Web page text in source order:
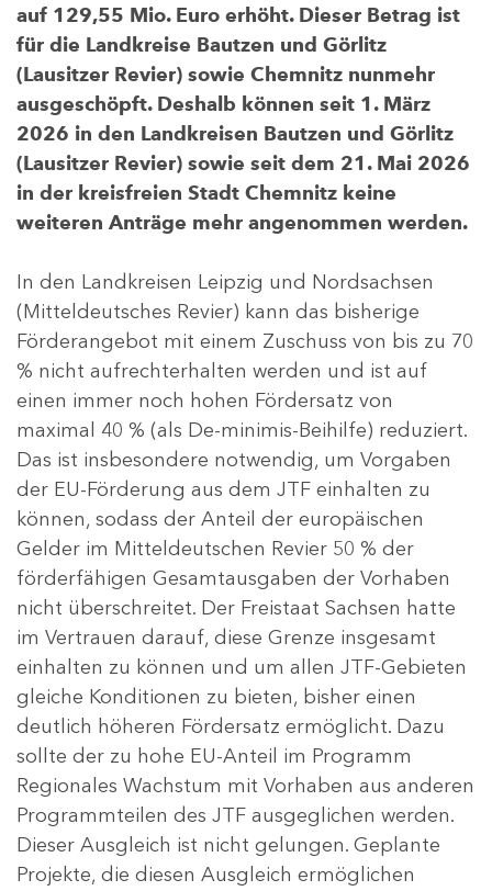
auf 129,55 Mio. Euro erhöht. Dieser Betrag ist
für die Landkreise Bautzen und Görlitz
(Lausitzer Revier) sowie Chemnitz nunmehr
ausgeschöpft. Deshalb können seit 1. März
2026 in den Landkreisen Bautzen und Görlitz
(Lausitzer Revier) sowie seit dem 21. Mai 2026
in der kreisfreien Stadt Chemnitz keine
weiteren Anträge mehr angenommen werden.
In den Landkreisen Leipzig und Nordsachsen
(Mitteldeutsches Revier) kann das bisherige
Förderangebot mit einem Zuschuss von bis zu 70
% nicht aufrechterhalten werden und ist auf
einen immer noch hohen Fördersatz von
maximal 40 % (als De-minimis-Beihilfe) reduziert.
Das ist insbesondere notwendig, um Vorgaben
der EU-Förderung aus dem JTF einhalten zu
können, sodass der Anteil der europäischen
Gelder im Mitteldeutschen Revier 50 % der
förderfähigen Gesamtausgaben der Vorhaben
nicht überschreitet. Der Freistaat Sachsen hatte
im Vertrauen darauf, diese Grenze insgesamt
einhalten zu können und um allen JTF-Gebieten
gleiche Konditionen zu bieten, bisher einen
deutlich höheren Fördersatz ermöglicht. Dazu
sollte der zu hohe EU-Anteil im Programm
Regionales Wachstum mit Vorhaben aus anderen
Programmteilen des JTF ausgeglichen werden.
Dieser Ausgleich ist nicht gelungen. Geplante
Projekte, die diesen Ausgleich ermöglichen